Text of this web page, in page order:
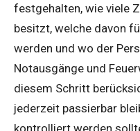
festgehalten, wie viele
besitzt, welche davon
werden und wo der
Notausgänge und
diesem Schritt
jederzeit passierbar
kontrolliert werden